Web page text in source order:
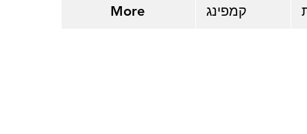
קמפינג More